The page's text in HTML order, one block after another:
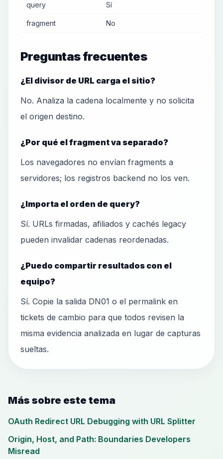
query Sí
fragment No
Preguntas frecuentes
¿El divisor de URL carga el sitio?
No. Analiza la cadena localmente y no solicita
el origen destino.
¿Por qué el fragment va separado?
Los navegadores no envían fragments a
servidores; los registros backend no los ven.
¿Importa el orden de query?
Sí. URLs firmadas, afiliados y cachés legacy
pueden invalidar cadenas reordenadas.
¿Puedo compartir resultados con el
equipo?
Sí. Copie la salida DN01 o el permalink en
tickets de cambio para que todos revisen la
misma evidencia analizada en lugar de capturas
sueltas.
Más sobre este tema
OAuth Redirect URL Debugging with URL Splitter
Origin, Host, and Path: Boundaries Developers
Misread